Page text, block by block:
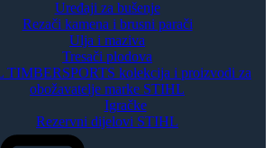
Uređaji za bušenje
Rezači kamena i brusni parači
Ulja i maziva
Tresači plodova
TIMBERSPORTS kolekcija i proizvodi za
obožavatelje marke STIHL
Igračke
Rezervni dijelovi STIHL